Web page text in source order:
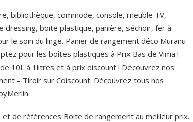
bibliothèque, commode, console, meuble TV,
dressing, boite plastique, panière, séchoir, fer à
le soin du linge. Panier de rangement déco Muranu
pour les boîtes plastiques à Prix Bas de Vima !
10L à 1litres et à prix discount ! Découvrez nos
– Tiroir sur Cdiscount. Découvrez tous nos
de références Boite de rangement au meilleur prix.